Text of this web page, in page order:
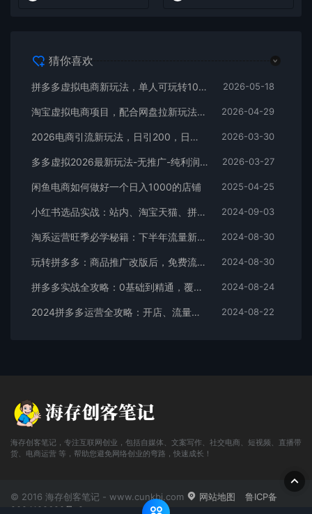
猜你喜欢
拼多多虚拟电商新玩法，单人可玩转10家店，零成本、成交快、转化快，单店单日可盈利300+ 2026-05-18
淘宝虚拟电商项目，配合网盘拉新玩法，新手小白轻松月入过万，外面收费1980的项目！ 2026-04-29
2026电商引流新玩法，日引200，日可入2500+ 2026-03-30
多多虚拟2026最新玩法-无推广-纯利润新玩法 2026-03-27
闲鱼电商如何做好一个日入1000的店铺 2025-04-25
小红书选品实战：站内、淘宝天猫、拼多多，多渠道选品策略 2024-09-03
淘系运营旺季必学秘籍：下半年流量新玩法：搜索+推荐全域收割（无水印） 2024-08-30
玩转拼多多：商品推广改版后，免费流量+货损策略打造爆款新法（无水印） 2024-08-30
拼多多实战全攻略：0基础到精通，覆盖选品、运营、推广、起款 2024-08-24
2024拼多多运营全攻略：开店、流量、营销、推广与商品发布技巧（无水印） 2024-08-22
海存创客笔记，专注互联网创业，包括自媒体、文案写作、社交电商、短视频、直播带
货、电商运营 等，帮助您避免网络创业的弯路，快速成长！
© 2016 海存创客笔记 - www.cunkbj.com 网站地图
鲁ICP备
2024108698号-2